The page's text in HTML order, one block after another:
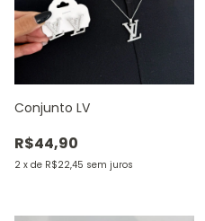
Conjunto LV
R$44,90
2 x de R$22,45 sem juros